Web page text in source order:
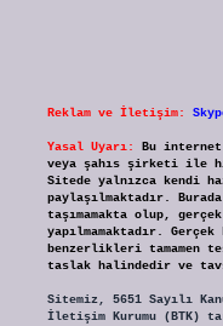
Reklam ve İletişim:
Yasal Uyarı:
Bu
veya şahıs şirketi ile
Sitede yalnızca kendi
paylaşılmaktadır.
taşımamakta olup,
yapılmamaktadır.
benzerlikleri tamamen
taslak halindedir ve
Sitemiz, 5651 Sayılı
İletişim Kurumu (BTK)